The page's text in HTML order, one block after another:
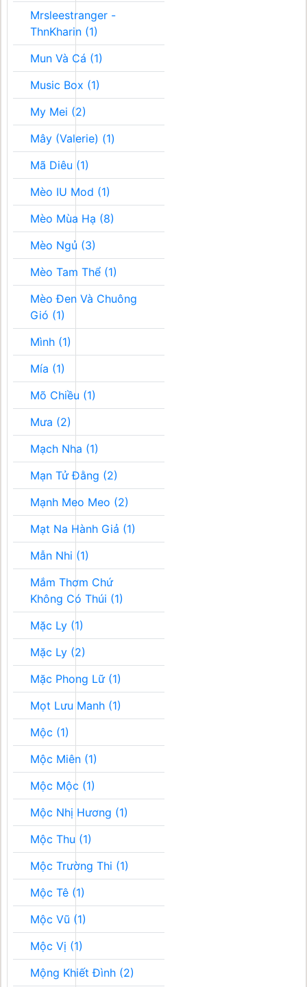
Mrsleestranger -
ThnKharin (1)
Mun Và Cá (1)
Music Box (1)
My Mei (2)
Mây (Valerie) (1)
Mã Diêu (1)
Mèo IU Mod (1)
Mèo Mùa Hạ (8)
Mèo Ngủ (3)
Mèo Tam Thể (1)
Mèo Đen Và Chuông
Gió (1)
Mình (1)
Mía (1)
Mõ Chiều (1)
Mưa (2)
Mạch Nha (1)
Mạn Tử Đằng (2)
Mạnh Meo Meo (2)
Mạt Na Hành Giả (1)
Mẫn Nhi (1)
Mắm Thơm Chứ
Không Có Thúi (1)
Mặc Ly (1)
Mặc Ly (2)
Mặc Phong Lữ (1)
Mọt Lưu Manh (1)
Mộc (1)
Mộc Miên (1)
Mộc Mộc (1)
Mộc Nhị Hương (1)
Mộc Thu (1)
Mộc Trường Thi (1)
Mộc Tê (1)
Mộc Vũ (1)
Mộc Vị (1)
Mộng Khiết Đình (2)